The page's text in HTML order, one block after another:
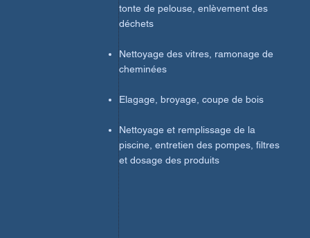
tonte de pelouse, enlèvement des
déchets
Nettoyage des vitres, ramonage de
cheminées
Elagage, broyage, coupe de bois
Nettoyage et remplissage de la
piscine, entretien des pompes, filtres
et dosage des produits​